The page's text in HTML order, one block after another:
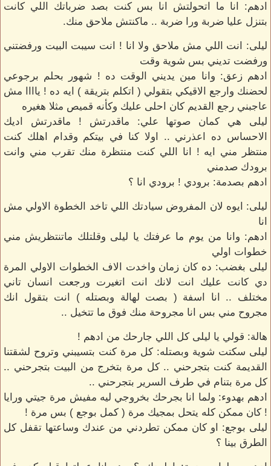
ادهم: انا ما اتحولتش انا بس كنت بصد ضرباتك اللي كانت
بتنزل عليا ضربة ورا ضربة .. ماكنتش ملاحق منك.
ليلى: انت اللي مش ملاحق ولا انا ! انت سيبت البيت ورفضتني
ورفضت تديني بس شوية وقت
ادهم زعق: وانا مين يديني الوقت ده ! شهور بحلم برجوعي
لحضنك وارجع الاقيكي بتقولي ( اتكلم بتريقة ) ايه ده ! ياااا مش
عاجبني رجع القديم كان احلى عليك وكأنه قميص مثلا هغيره
ليلى هي كمان صوتها علي: ماقدرتش ! ماقدرتش اديك
الاحساس ده اعذرني .. اولا كنا في بيتكم وقدام اهلك كنت
منتظر مني ايه ! انا اللي كنت منتظرة منك تقرب مني وانت
برودك صدمني
ادهم بصدمة: برودي ! برودي انا ؟
ليلى: ايوه لان المفروض سيادتك اللي تاخد الخطوة الاولي مش
انا
ادهم: وانا من يوم ما عرفتك يا ليلى وقلتلك ماتنتظريش مني
خطوات اولي
ليلى بغضب: ده كان زمان واخدت الاف الخطوات الاولي المرة
دي كانت عليك انت لانك انت اتغيرت ورجعت انسان تاني
مختلف .. انا اسفة ( بصت لهالة وبصتله ) انت بتقول انك
مجروح مني بس انا مجروحة منك فوق ما تتخيل ..
هالة: قولي يا ليلى كل اللي جارحك من ادهم !
ليلى سكتت شوية وبصتله: كل مرة كنت بتسيبني وتروح لشقتنا
القديمة كنت بتجرحني .. كل مرة بتخرج من البيت بتجرحني ..
كل مرة بتنام في طرف السرير بتجرحني ..
ادهم بهدوء: ولما انا بجرحك بخروجي ليه مفيش مرة جيتي ورايا
! كان ممكن كله يتحل بمجيك مرة ( كمل بوجع ) بس مرة !
ليلى بوجع: او كان ممكن تطردني من عندك وساعتها تقفل كل
الطرق بينا ؟